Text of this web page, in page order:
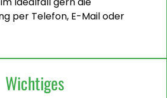
per Telefon, E-Mail oder
Wichtiges